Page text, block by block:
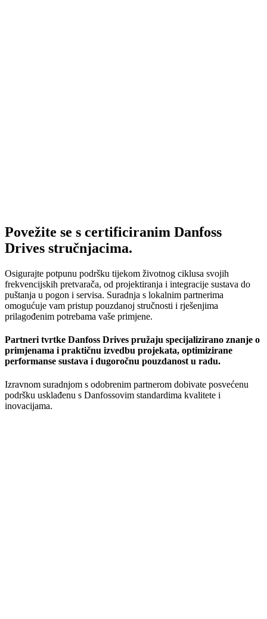
Povežite se s certificiranim Danfoss
Drives stručnjacima.
Osigurajte potpunu podršku tijekom životnog ciklusa svojih
frekvencijskih pretvarača, od projektiranja i integracije sustava do
puštanja u pogon i servisa. Suradnja s lokalnim partnerima
omogućuje vam pristup pouzdanoj stručnosti i rješenjima
prilagođenim potrebama vaše primjene.
Partneri tvrtke Danfoss Drives pružaju specijalizirano znanje o
primjenama i praktičnu izvedbu projekata, optimizirane
performanse sustava i dugoročnu pouzdanost u radu.
Izravnom suradnjom s odobrenim partnerom dobivate posvećenu
podršku usklađenu s Danfossovim standardima kvalitete i
inovacijama.